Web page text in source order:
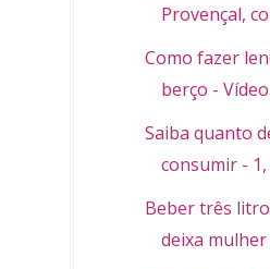
Provençal,
Como fazer
berço - Vídeo
Saiba quanto
consumir - 1,
Beber três
deixa mulher